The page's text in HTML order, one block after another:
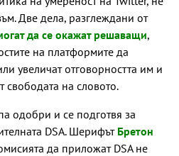
Две дела, разглеждани от
да се окажат решаващи,
на платформите да
увеличат отговорността им и
свободата на словото.
одобри и се подготвя за
DSA. Шерифът Бретон
да приложат DSA не